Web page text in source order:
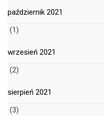
październik 2021
(1)
wrzesień 2021
(2)
sierpień 2021
(3)